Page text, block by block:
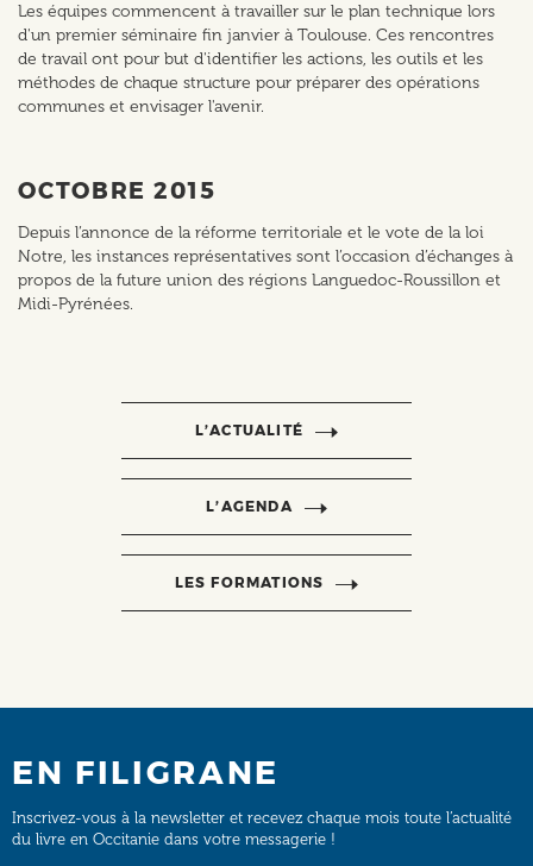
Les équipes commencent à travailler sur le plan technique lors
d'un premier séminaire fin janvier à Toulouse. Ces rencontres
de travail ont pour but d'identifier les actions, les outils et les
méthodes de chaque structure pour préparer des opérations
communes et envisager l'avenir.
OCTOBRE 2015
Depuis l’annonce de la réforme territoriale et le vote de la loi
Notre, les instances représentatives sont l’occasion d’échanges à
propos de la future union des régions Languedoc-Roussillon et
Midi-Pyrénées.
L’ACTUALITÉ
L’AGENDA
LES FORMATIONS
EN FILIGRANE
Inscrivez-vous à la newsletter et recevez chaque mois toute l’actualité
du livre en Occitanie dans votre messagerie !